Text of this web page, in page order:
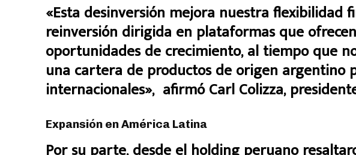
«Esta desinversión mejora nuestra flexibilidad
reinversión dirigida en plataformas que
oportunidades de crecimiento, al tiempo que
una cartera de productos de origen argentino
internacionales», afirmó Carl Colizza,
Expansión en América Latina